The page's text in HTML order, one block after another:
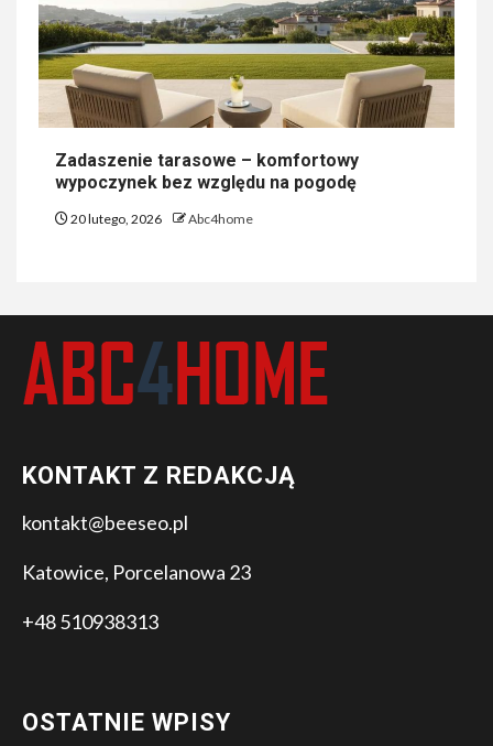
Zadaszenie tarasowe – komfortowy
wypoczynek bez względu na pogodę
20 lutego, 2026 Abc4home
KONTAKT Z REDAKCJĄ
kontakt@beeseo.pl
Katowice, Porcelanowa 23
+48 510938313
OSTATNIE WPISY